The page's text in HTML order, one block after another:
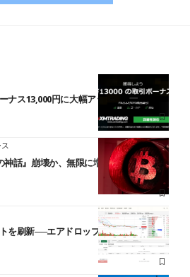
ス13,000円に大幅アップ
話』崩壊か、無限に増殖する先物が価
を刷新──エアドロップ報酬へ、最大